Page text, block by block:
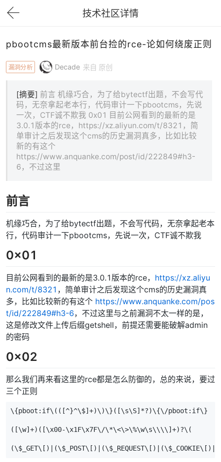
技术社区详情
下拉刷新
pbootcms最新版本前台捡的rce-论如何绕废正则
漏洞分析 Decade 来自 原创
[摘要] 前言 机缘巧合，为了给bytectf出题，不会写代
码，无奈拿起老本行，代码审计一下pbootcms，先说
一次，CTF诚不欺我 0x01 目前公网看到的最新的是
3.0.1版本的rce，https://xz.aliyun.com/t/8321，简
单审计之后发现这个cms的历史漏洞真多，比如比较
新的有这个
https://www.anquanke.com/post/id/222849#h3-
6，不过这里
前言
机缘巧合，为了给bytectf出题，不会写代码，无奈拿起老本
行，代码审计一下pbootcms，先说一次，CTF诚不欺我
0x01
目前公网看到的最新的是3.0.1版本的rce， https://xz.aliyu
n.com/t/8321 ，简单审计之后发现这个cms的历史漏洞真
多，比如比较新的有这个 https://www.anquanke.com/pos
t/id/222849#h3-6，不过这里与之前漏洞不太一样的是，
这是修改文件上传后缀getshell，前提还需要能破解admin
的密码
0x02
那么我们再来看这里的rce都是怎么防御的，总的来说，要过
三个正则
\{pboot:if\(([^}^\$]+)\)\}([\s\S]*?)\{\/pboot:if\}
([\w]+)([\x00-\x1F\x7F\/\*\<\>\%\w\s\\\\]+)?\(